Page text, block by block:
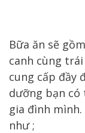
Bữa ăn sẽ
canh cùng
cung cấp đầy
dưỡng bạn có
gia đình
như ;